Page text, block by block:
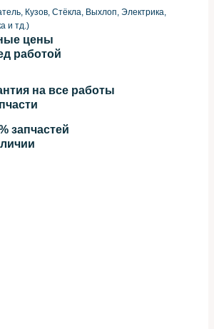
Кузов, Стёкла, Выхлоп, Электрика,
и тд.)
цены
работой
на все работы
запчастей